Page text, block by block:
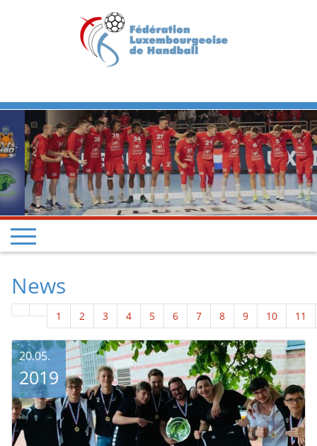
Previous Next
News
1 2 3 4 5 6 7 8 9 10 11
20.05.
2019